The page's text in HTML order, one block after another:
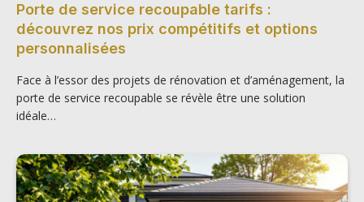
Porte de service recoupable tarifs :
découvrez nos prix compétitifs et options
personnalisées
Face à l’essor des projets de rénovation et d’aménagement, la
porte de service recoupable se révèle être une solution
idéale…